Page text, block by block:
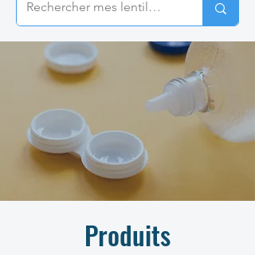
Produits